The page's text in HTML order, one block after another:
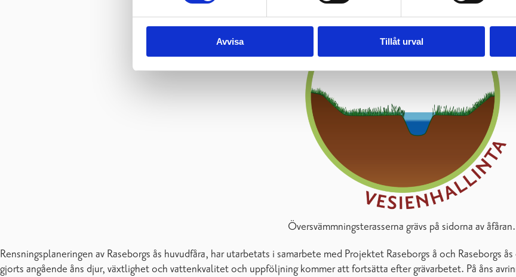
Avvisa Tillåt urval
Översvämmningsterasserna grävs på sidorna av åfåran.
Rensningsplaneringen av Raseborgs ås huvudfåra, har utarbetats i samarbete med Projektet Raseborgs å och Raseborgs
gjorts angående åns djur, växtlighet och vattenkvalitet och uppföljning kommer att fortsätta efter grävarbetet. På åns